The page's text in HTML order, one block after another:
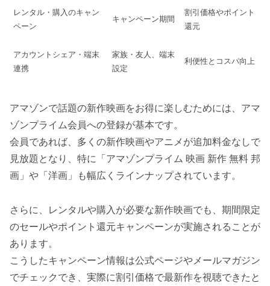
レンタル・購入のキャン
ペーン
キャンペーン期間
割引価格やポイント
還元
アカウントシェア・端末
連携
家族・友人、端末
設定
利便性とコスパ向上
アマゾンで話題の新作映画をお得に楽しむためには、アマ
ゾンプライム会員への登録が基本です。
会員であれば、多くの新作映画やアニメが追加料金なしで
見放題となり、特に「アマゾンプライム 映画 新作 無料 邦
画」や「洋画」も幅広くラインナップされています。
さらに、レンタルや購入が必要な新作映画でも、期間限定
のセールやポイント還元キャンペーンが実施されることが
あります。
こうしたキャンペーン情報は公式ページやメールマガジン
でチェックでき、実際に割引価格で最新作を視聴できたと